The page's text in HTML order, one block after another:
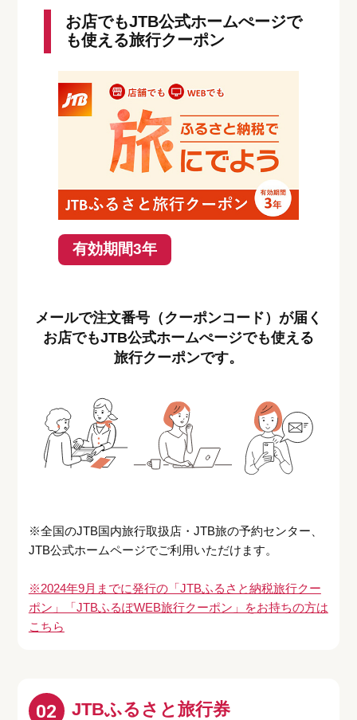
お店でもJTB公式ホームぺージで
も使える旅行クーポン
有効期間3年
メールで注文番号（クーポンコード）が届く
お店でもJTB公式ホームぺージでも使える
旅行クーポンです。
※全国のJTB国内旅行取扱店・JTB旅の予約センター、
JTB公式ホームページでご利用いただけます。
※2024年9月までに発行の「JTBふるさと納税旅行クー
ポン」「JTBふるぽWEB旅行クーポン」をお持ちの方は
こちら
02 JTBふるさと旅行券